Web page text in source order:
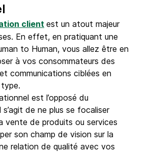
client est un atout majeur
En effet, en pratiquant une
to Human, vous allez être en
à vos consommateurs des
communications ciblées en
est l’opposé du
de ne plus se focaliser
vente de produits ou services
son champ de vision sur la
relation de qualité avec vos